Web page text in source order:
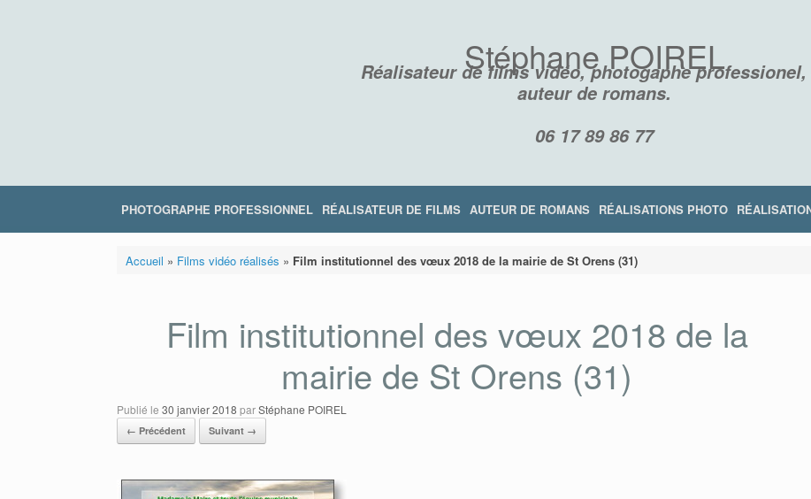
Stéphane POIREL
Réalisateur de films vidéo, photogaphe
auteur de romans.
06 17 89 86 77
PHOTOGRAPHE PROFESSIONNEL RÉALISATEUR DE FILMS AUTEUR DE ROMANS RÉALISATIONS PHOTO
Accueil » Films vidéo réalisés » Film institutionnel des vœux 2018 de la mairie de St Orens (31)
Film institutionnel des vœux 2018 de la
mairie de St Orens (31)
Publié le 30 janvier 2018 parStéphane POIREL
← Précédent Suivant →